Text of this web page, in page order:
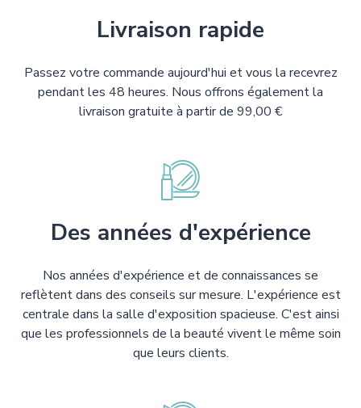
Livraison rapide
Passez votre commande aujourd'hui et vous la recevrez
pendant les 48 heures. Nous offrons également la
livraison gratuite à partir de 99,00 €
Des années d'expérience
Nos années d'expérience et de connaissances se
reflètent dans des conseils sur mesure. L'expérience est
centrale dans la salle d'exposition spacieuse. C'est ainsi
que les professionnels de la beauté vivent le même soin
que leurs clients.